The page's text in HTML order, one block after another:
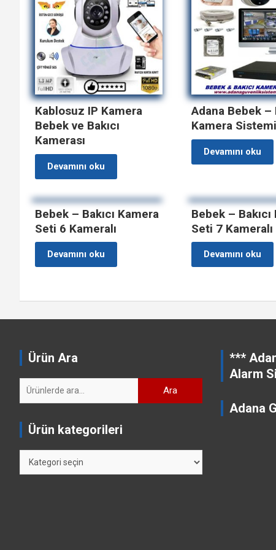
Kablosuz IP Kamera
Bebek ve Bakıcı
Kamerası
Devamını oku
Adana Bebek –
Kamera Sistemi
Devamını oku
Bebek – Bakıcı Kamera
Seti 6 Kameralı
Devamını oku
Bebek – Bakıcı
Seti 7 Kameralı
Devamını oku
Ürün Ara
Ara
Ürün kategorileri
***
Alarm
Adana